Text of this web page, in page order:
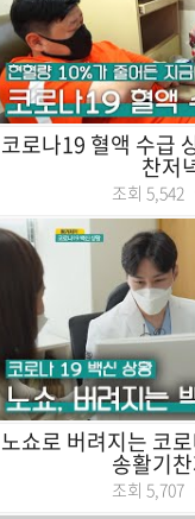
코로나19 혈액 수급
찬저
조회 5,542
노쇼로 버려지는 코
송활기
조회 5,707